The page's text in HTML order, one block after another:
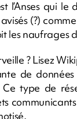
l’Anses qui
(?)
les naufrages
? Lisez
de données
Ce type de